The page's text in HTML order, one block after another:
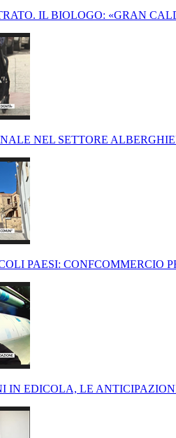
IL BIOLOGO: «GRAN
NEL SETTORE
PAESI: CONFCOMMERCIO
IN EDICOLA, LE